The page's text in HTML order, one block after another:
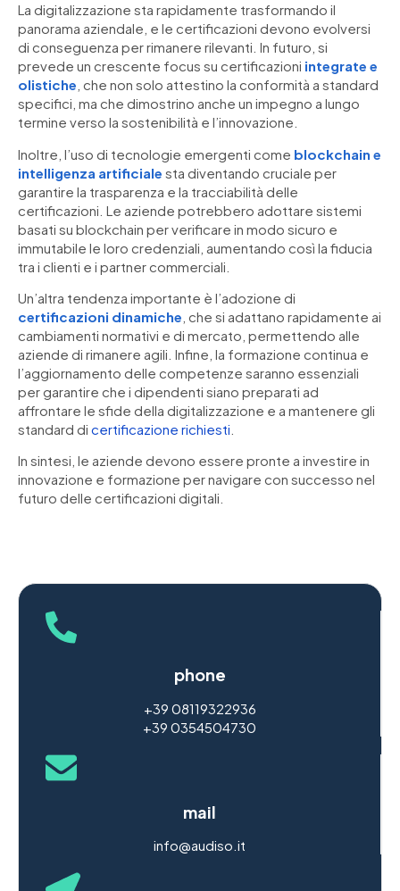
La digitalizzazione sta rapidamente trasformando il
panorama aziendale, e le certificazioni devono evolversi
di conseguenza per rimanere rilevanti. In futuro, si
prevede un crescente focus su certificazioni integrate e
olistiche , che non solo attestino la conformità a standard
specifici, ma che dimostrino anche un impegno a lungo
termine verso la sostenibilità e l’innovazione.
Inoltre, l’uso di tecnologie emergenti come blockchain e
intelligenza artificiale sta diventando cruciale per
garantire la trasparenza e la tracciabilità delle
certificazioni. Le aziende potrebbero adottare sistemi
basati su blockchain per verificare in modo sicuro e
immutabile le loro credenziali, aumentando così la fiducia
tra i clienti e i partner commerciali.
Un’altra tendenza importante è l’adozione di
certificazioni dinamiche , che si adattano rapidamente ai
cambiamenti normativi e di mercato, permettendo alle
aziende di rimanere agili. Infine, la formazione continua e
l’aggiornamento delle competenze saranno essenziali
per garantire che i dipendenti siano preparati ad
affrontare le sfide della digitalizzazione e a mantenere gli
standard di certificazione richiesti
In sintesi, le aziende devono essere pronte a investire in
innovazione e formazione per navigare con successo nel
futuro delle certificazioni digitali.
phone
+39 08119322936
+39 0354504730
mail
info@audiso.it